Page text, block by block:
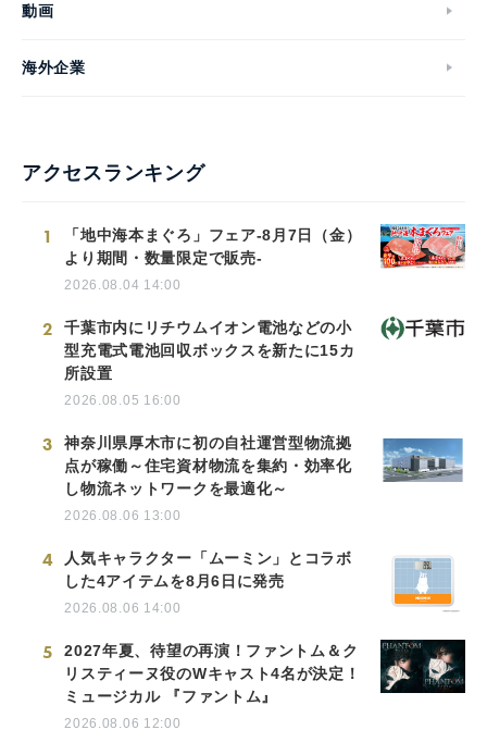
動画
海外企業
アクセスランキング
1
「地中海本まぐろ」フェア-8月7日（金）
より期間・数量限定で販売-
2026.08.04 14:00
2
千葉市内にリチウムイオン電池などの小
型充電式電池回収ボックスを新たに15カ
所設置
2026.08.05 16:00
3
神奈川県厚木市に初の自社運営型物流拠
点が稼働～住宅資材物流を集約・効率化
し物流ネットワークを最適化～
2026.08.06 13:00
4
人気キャラクター「ムーミン」とコラボ
した4アイテムを8月6日に発売
2026.08.06 14:00
5
2027年夏、待望の再演！ファントム＆ク
リスティーヌ役のWキャスト4名が決定！
ミュージカル 『ファントム』
2026.08.06 12:00